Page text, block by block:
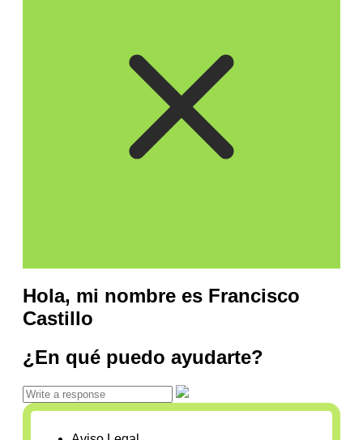
Hola, mi nombre es Francisco
Castillo
¿En qué puedo ayudarte?